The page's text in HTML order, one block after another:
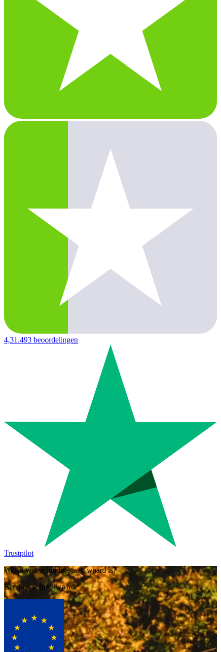
4,31.493 beoordelingen
Trustpilot
Weten wat je huidige auto waard is?
Bereken je inruilwaarde